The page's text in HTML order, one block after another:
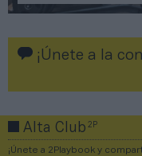
¡Únete a la
Alta Club2P
¡Únete a 2Playbook y